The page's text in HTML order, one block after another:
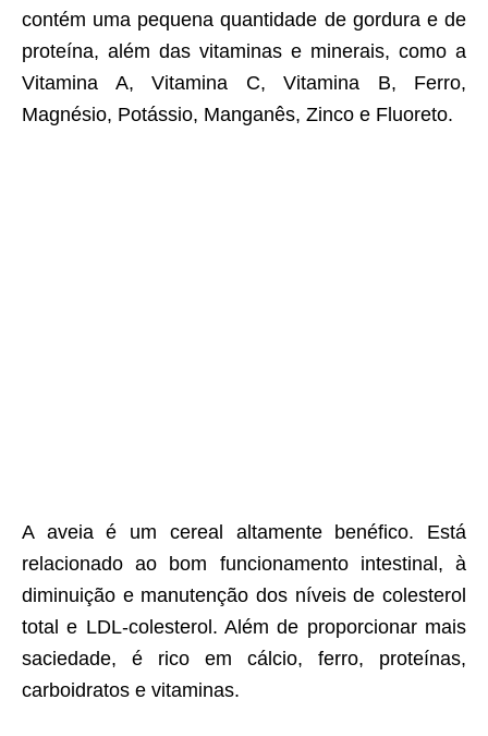
contém uma pequena quantidade de gordura e de
proteína, além das vitaminas e minerais, como a
Vitamina A, Vitamina C, Vitamina B, Ferro,
Magnésio, Potássio, Manganês, Zinco e Fluoreto.
A aveia é um cereal altamente benéfico. Está
relacionado ao bom funcionamento intestinal, à
diminuição e manutenção dos níveis de colesterol
total e LDL-colesterol. Além de proporcionar mais
saciedade, é rico em cálcio, ferro, proteínas,
carboidratos e vitaminas.